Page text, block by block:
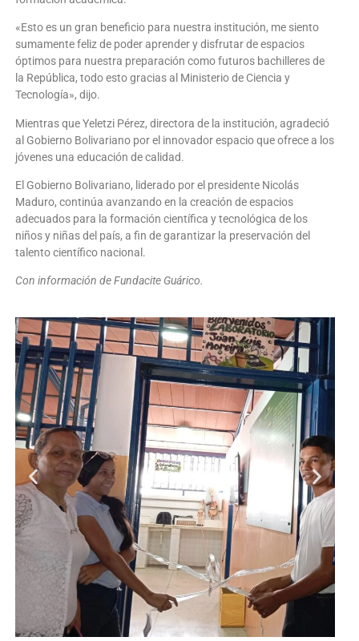
«Esto es un gran beneficio para nuestra institución, me siento
sumamente feliz de poder aprender y disfrutar de espacios
óptimos para nuestra preparación como futuros bachilleres de
la República, todo esto gracias al Ministerio de Ciencia y
Tecnología», dijo.
Mientras que Yeletzi Pérez, directora de la institución, agradeció
al Gobierno Bolivariano por el innovador espacio que ofrece a los
jóvenes una educación de calidad.
El Gobierno Bolivariano, liderado por el presidente Nicolás
Maduro, continúa avanzando en la creación de espacios
adecuados para la formación científica y tecnológica de los
niños y niñas del país, a fin de garantizar la preservación del
talento científico nacional.
Con información de Fundacite Guárico.